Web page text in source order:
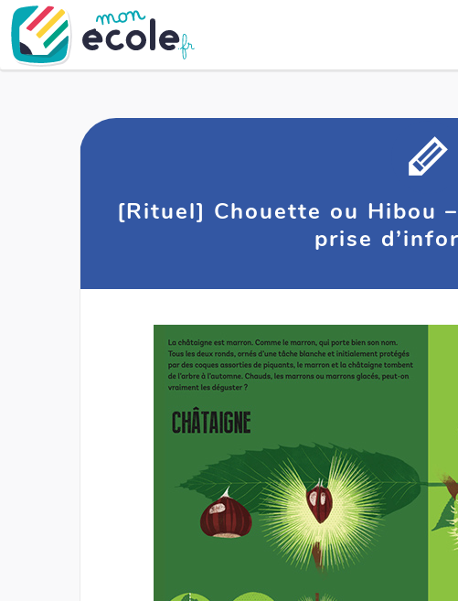
[Rituel] Chouette ou Hibou
prise